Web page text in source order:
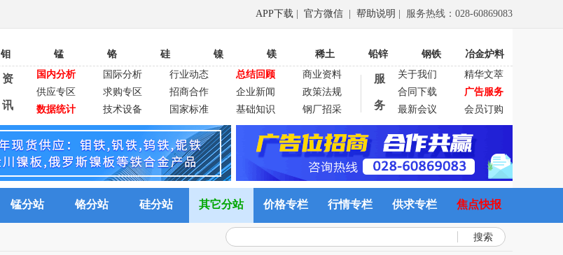
APP下载 官方微信 帮助说明 | 服务热线：028-60869083
钼 锰 铬 硅 镍 镁 稀土 铅锌 钢铁 冶金炉料
资
讯
国内分析 国际分析 行业动态 总结回顾
商业资料
供应专区
求购专区 招商合作 企业新闻
政策法规
数据统计
技术设备 国家标准 基础知识 钢厂招采
服
务
关于我们
精华文萃
合同下载
广告服务
最新会议
会员订购
锰分站 铬分站 硅分站 其它分站 价格专栏 行情专栏 供求专栏 焦点快报
搜索